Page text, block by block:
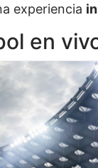
experiencia
en